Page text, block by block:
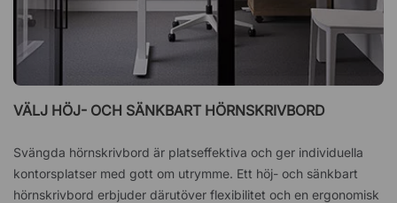
VÄLJ HÖJ- OCH SÄNKBART HÖRNSKRIVBORD
Svängda hörnskrivbord är platseffektiva och ger individuella
kontorsplatser med gott om utrymme. Ett höj- och sänkbart
hörnskrivbord erbjuder därutöver flexibilitet och en ergonomisk